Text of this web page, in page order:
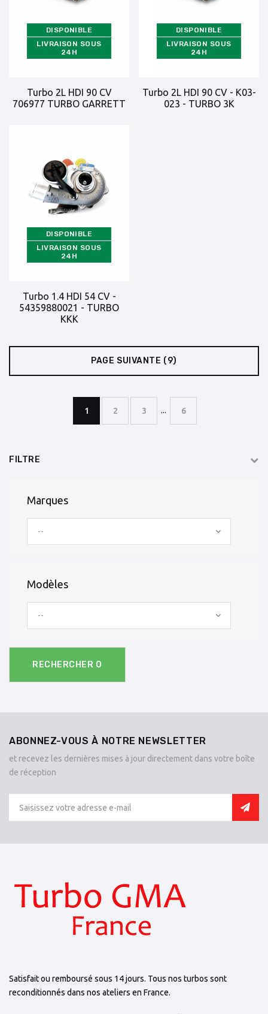
DISPONIBLE
LIVRAISON SOUS
24H
Turbo 2L HDI 90 CV
706977 TURBO GARRETT
DISPONIBLE
LIVRAISON SOUS
24H
Turbo 2L HDI 90 CV - K03-
023 - TURBO 3K
DISPONIBLE
LIVRAISON SOUS
24H
Turbo 1.4 HDI 54 CV -
54359880021 - TURBO
KKK
PAGE SUIVANTE (9)
1 2 3 ... 6
FILTRE
Marques
--
Modèles
--
RECHERCHER 0
ABONNEZ-VOUS À NOTRE NEWSLETTER
et recevez les dernières mises à jour directement dans votre boîte
de réception
Satisfait ou remboursé sous 14 jours. Tous nos turbos sont
reconditionnés dans nos ateliers en France.